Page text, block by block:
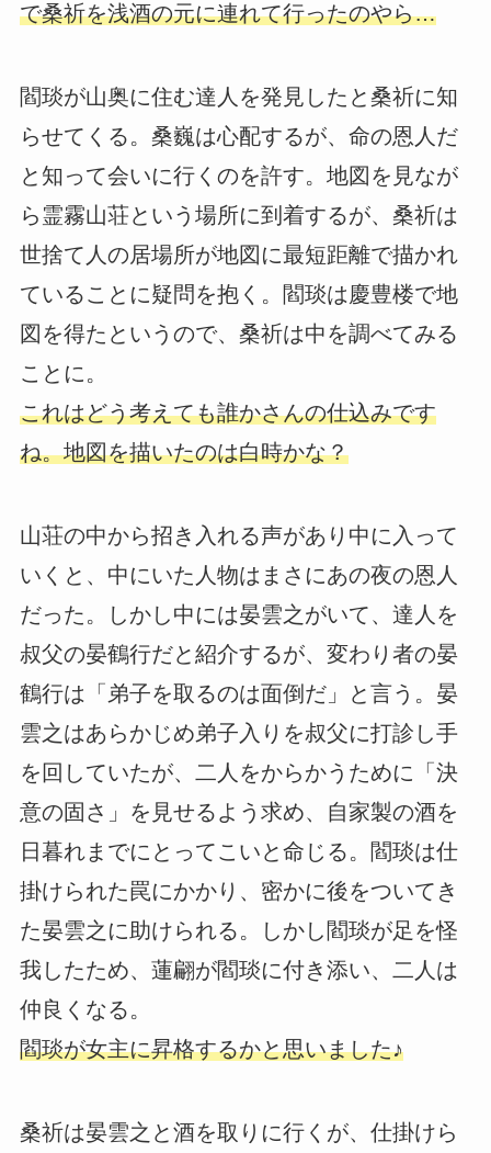
で桑祈を浅酒の元に連れて行ったのやら…
閻琰が山奥に住む達人を発見したと桑祈に知
らせてくる。桑巍は心配するが、命の恩人だ
と知って会いに行くのを許す。地図を見なが
ら霊霧山荘という場所に到着するが、桑祈は
世捨て人の居場所が地図に最短距離で描かれ
ていることに疑問を抱く。閻琰は慶豊楼で地
図を得たというので、桑祈は中を調べてみる
ことに。
これはどう考えても誰かさんの仕込みです
ね。地図を描いたのは白時かな？
山荘の中から招き入れる声があり中に入って
いくと、中にいた人物はまさにあの夜の恩人
だった。しかし中には晏雲之がいて、達人を
叔父の晏鶴行だと紹介するが、変わり者の晏
鶴行は「弟子を取るのは面倒だ」と言う。晏
雲之はあらかじめ弟子入りを叔父に打診し手
を回していたが、二人をからかうために「決
意の固さ」を見せるよう求め、自家製の酒を
日暮れまでにとってこいと命じる。閻琰は仕
掛けられた罠にかかり、密かに後をついてき
た晏雲之に助けられる。しかし閻琰が足を怪
我したため、蓮翩が閻琰に付き添い、二人は
仲良くなる。
閻琰が女主に昇格するかと思いました♪
桑祈は晏雲之と酒を取りに行くが、仕掛けら